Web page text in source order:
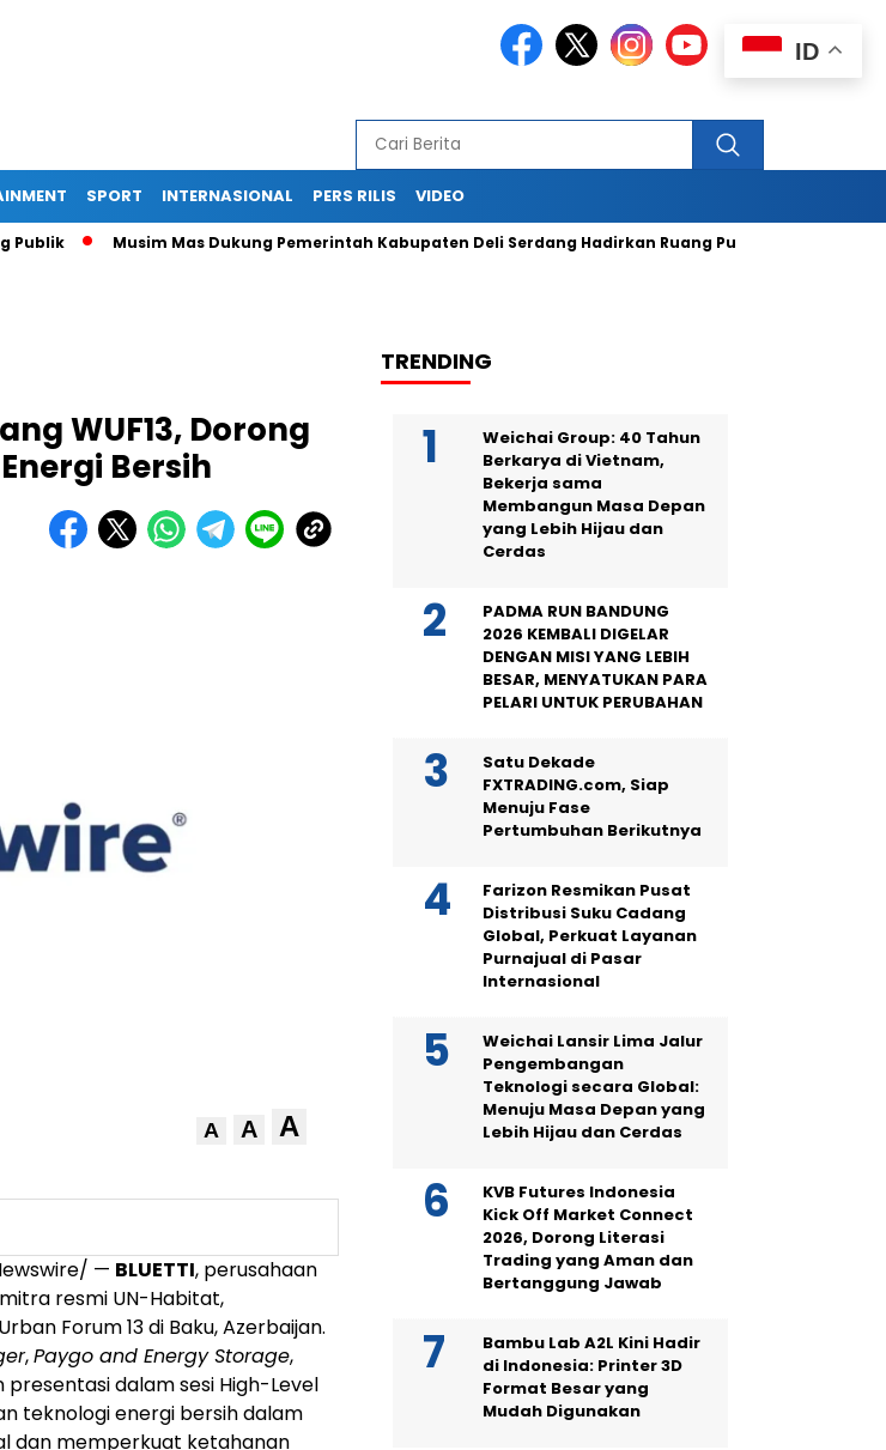
SPORT INTERNASIONAL PERS RILIS VIDEO
Musim Mas Dukung Pemerintah Kabupaten Deli Serdang Hadirkan Ruang Publik Bersama melalui
WUF13, Dorong
Bersih
A A A
— BLUETTI, perusahaan
resmi UN-Habitat,
Forum 13 di Baku, Azerbaijan.
,Paygo and Energy Storage,
presentasi dalam sesi High-Level
teknologi energi bersih dalam
dan memperkuat ketahanan
TRENDING
Weichai Group: 40 Tahun
Berkarya di Vietnam,
Bekerja sama
Membangun Masa Depan
yang Lebih Hijau dan
Cerdas
PADMA RUN BANDUNG
2026 KEMBALI DIGELAR
DENGAN MISI YANG LEBIH
BESAR, MENYATUKAN PARA
PELARI UNTUK PERUBAHAN
Satu Dekade
FXTRADING.com, Siap
Menuju Fase
Pertumbuhan Berikutnya
Farizon Resmikan Pusat
Distribusi Suku Cadang
Global, Perkuat Layanan
Purnajual di Pasar
Internasional
Weichai Lansir Lima Jalur
Pengembangan
Teknologi secara Global:
Menuju Masa Depan yang
Lebih Hijau dan Cerdas
KVB Futures Indonesia
Kick Off Market Connect
2026, Dorong Literasi
Trading yang Aman dan
Bertanggung Jawab
Bambu Lab A2L Kini Hadir
di Indonesia: Printer 3D
Format Besar yang
Mudah Digunakan
ID